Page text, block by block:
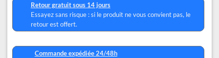
Retour gratuit sous 14 jours
Essayez sans risque : si le produit ne vous convient pas, le
retour est offert.
Commande expédiée 24/48h